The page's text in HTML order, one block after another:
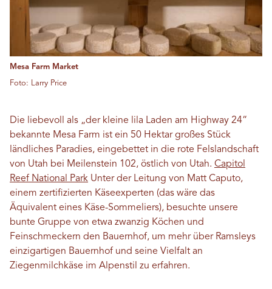
Mesa Farm Market
Foto: Larry Price
Die liebevoll als „der kleine lila Laden am Highway 24“
bekannte Mesa Farm ist ein 50 Hektar großes Stück
ländliches Paradies, eingebettet in die rote Felslandschaft
von Utah bei Meilenstein 102, östlich von Utah. Capitol
Reef National Park Unter der Leitung von Matt Caputo,
einem zertifizierten Käseexperten (das wäre das
Äquivalent eines Käse-Sommeliers), besuchte unsere
bunte Gruppe von etwa zwanzig Köchen und
Feinschmeckern den Bauernhof, um mehr über Ramsleys
einzigartigen Bauernhof und seine Vielfalt an
Ziegenmilchkäse im Alpenstil zu erfahren.